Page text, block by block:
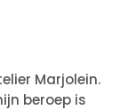
Marjolein.
beroep is